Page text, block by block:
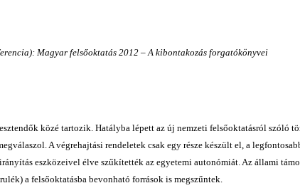
Magyar felsőoktatás 2012 – A kibontakozás forgatókönyvei
közé tartozik. Hatályba lépett az új nemzeti felsőoktatásról szóló
A végrehajtási rendeletek csak egy része készült el, a
eszközeivel élve szűkítették az egyetemi autonómiát. Az állami
a felsőoktatásba bevonható források is megszűntek.